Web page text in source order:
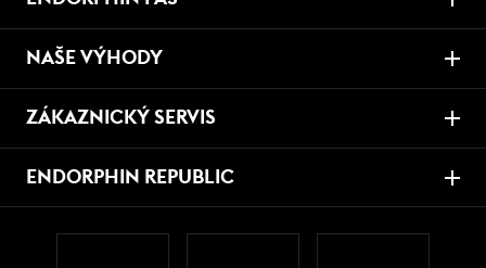
NAŠE VÝHODY
ZÁKAZNICKÝ SERVIS
ENDORPHIN REPUBLIC